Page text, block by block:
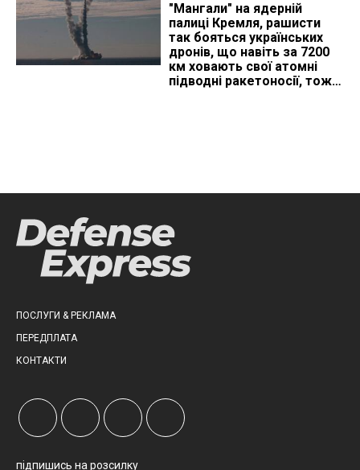
"Мангали" на ядерній
палиці Кремля, рашисти
так бояться українських
дронів, що навіть за 7200
км ховають свої атомні
підводні ракетоносії, тож
ПОСЛУГИ & РЕКЛАМА
ПЕРЕДПЛАТА
КОНТАКТИ
підпишись на розсилку